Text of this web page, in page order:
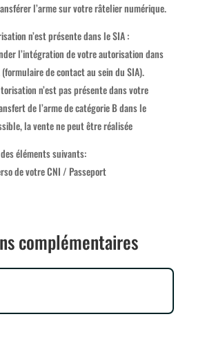
l’arme sur votre râtelier numérique.
n’est présente dans le SIA :
l’intégration de votre autorisation dans
de contact au sein du SIA).
n’est pas présente dans votre
de l’arme de catégorie B dans le
la vente ne peut être réalisée
éléments suivants:
de votre CNI / Passeport
complémentaires